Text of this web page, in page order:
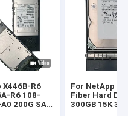
X446B-R6
R6 108-
200G SAS
For NetApp
Fiber Hard
300GB 15K